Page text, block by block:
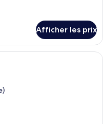
Afficher les prix
lit simple avec un cadre en